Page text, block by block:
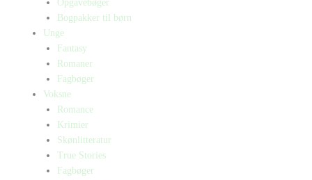
Opgavebøger
Bogpakker til børn
Unge
Fantasy
Romaner
Fagbøger
Voksne
Romance
Krimier
Skønlitteratur
True Stories
Fagbøger